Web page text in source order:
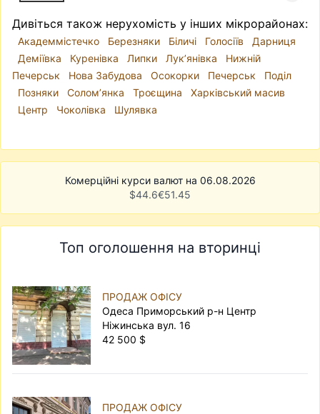
Дивіться також нерухомість у інших мікрорайонах:
Академмістечко Березняки Біличі Голосіїв
Дарниця
Деміївка
Куренівка Липки Лук’янівка
Нижній
Печерськ
Нова Забудова Осокорки Печерськ
Поділ
Позняки
Солом’янка Троєщина
Харківський масив
Центр
Чоколівка Шулявка
Комерційні курси валют на 06.08.2026
$44.6€51.45
Топ оголошення на вторинці
ПРОДАЖ ОФІСУ
Одеса Приморський р-н Центр
Ніжинська вул. 16
42 500 $
ПРОДАЖ ОФІСУ